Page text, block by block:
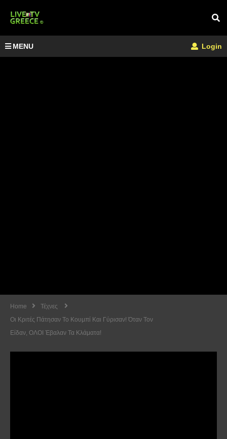
MENU Login
Home
Τέχνες
Οι Κριτές Πάτησαν Το Κουμπί Και Γύρισαν! Όταν Τον
Είδαν, ΟΛΟΙ Έβαλαν Τα Κλάματα!